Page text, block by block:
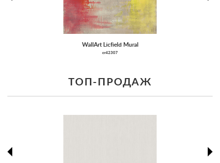
WallArt Licfield Mural
cr42307
ТОП-ПРОДАЖ